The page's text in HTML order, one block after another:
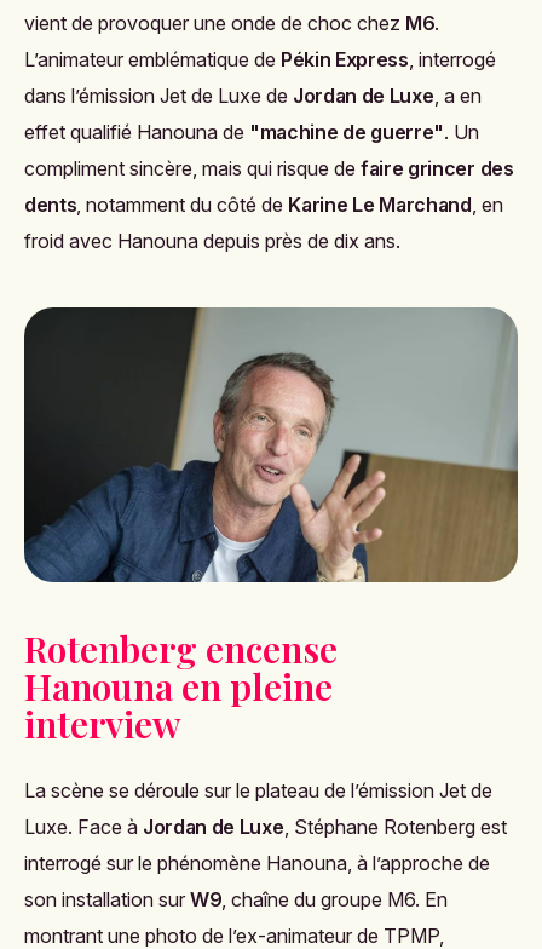
vient de provoquer une onde de choc chez M6.
L’animateur emblématique de Pékin Express, interrogé
dans l’émission Jet de Luxe de Jordan de Luxe, a en
effet qualifié Hanouna de "machine de guerre". Un
compliment sincère, mais qui risque de faire grincer des
dents, notamment du côté de Karine Le Marchand, en
froid avec Hanouna depuis près de dix ans.
Rotenberg encense
Hanouna en pleine
interview
La scène se déroule sur le plateau de l’émission Jet de
Luxe. Face à Jordan de Luxe , Stéphane Rotenberg est
interrogé sur le phénomène Hanouna, à l’approche de
son installation sur W9 , chaîne du groupe M6. En
montrant une photo de l’ex-animateur de TPMP,